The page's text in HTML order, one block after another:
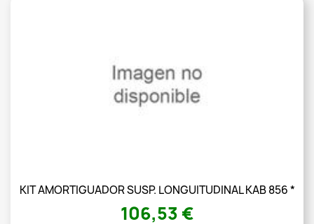
KIT AMORTIGUADOR SUSP. LONGUITUDINAL KAB 856 *
106,53 €